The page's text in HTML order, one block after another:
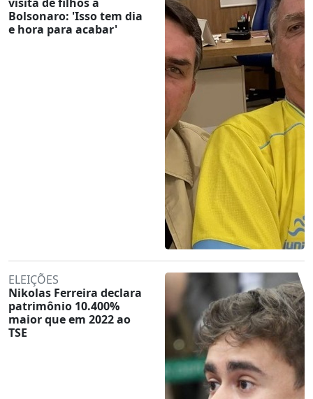
Bolsonaro: 'Isso tem dia
e hora para acabar'
ELEIÇÕES
Nikolas Ferreira declara
patrimônio 10.400%
maior que em 2022 ao
TSE